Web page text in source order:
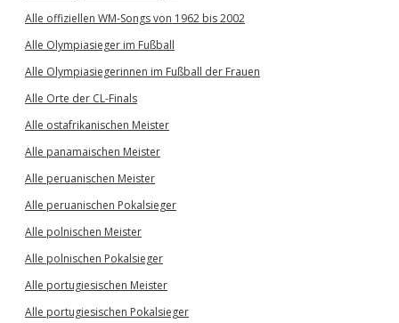
Alle offiziellen WM-Songs von 1962 bis 2002
Alle Olympiasieger im Fußball
Alle Olympiasiegerinnen im Fußball der Frauen
Alle Orte der CL-Finals
Alle ostafrikanischen Meister
Alle panamaischen Meister
Alle peruanischen Meister
Alle peruanischen Pokalsieger
Alle polnischen Meister
Alle polnischen Pokalsieger
Alle portugiesischen Meister
Alle portugiesischen Pokalsieger